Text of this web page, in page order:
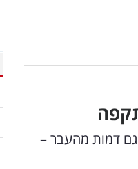
גם דמות מהעבר –